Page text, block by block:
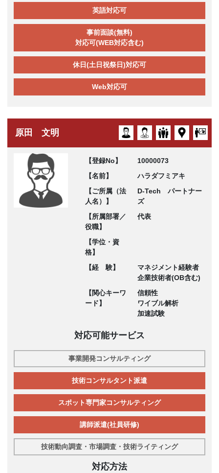
英語対応可
事前面談(無料)
対応可(WEB対応含む)
休日(土日祝祭日)対応可
Web対応可
原田 文明
【登録No】
10000073
【名前】
ハラダフミアキ
【ご所属（法
人名）】
D-Tech パートナー
ズ
【所属部署／
役職】
代表
【学位・資
格】
【経 験】
マネジメント経験者
企業技術者(OB含む)
【関心キーワ
ード】
信頼性
ワイブル解析
加速試験
対応可能サービス
事業開発コンサルティング
技術コンサルタント派遣
スポット専門家コンサルティング
講師派遣(社員研修)
技術動向調査・市場調査・技術ライティング
対応方法